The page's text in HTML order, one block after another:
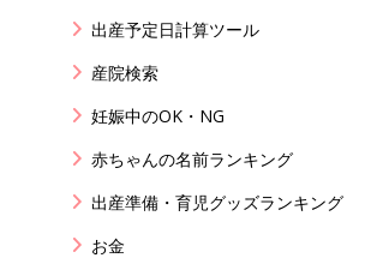
出産予定日計算ツール
産院検索
妊娠中のOK・NG
赤ちゃんの名前ランキング
出産準備・育児グッズランキング
お金